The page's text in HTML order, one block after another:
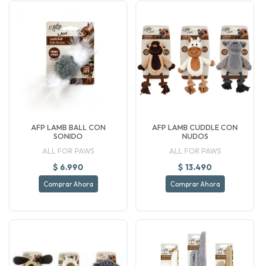
AFP LAMB BALL CON
SONIDO
ALL FOR PAWS
$ 6.990
Comprar Ahora
AFP LAMB CUDDLE CON
NUDOS
ALL FOR PAWS
$ 13.490
Comprar Ahora